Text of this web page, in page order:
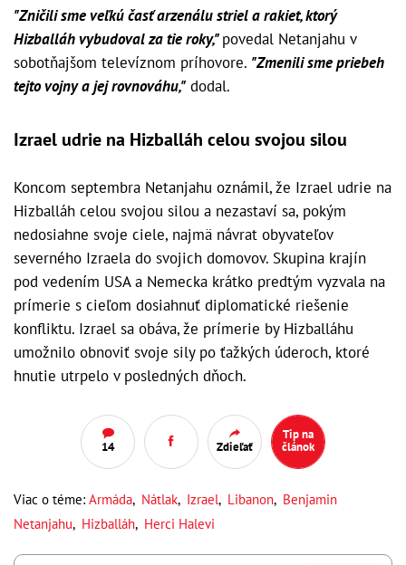
"Zničili sme veľkú časť arzenálu striel a rakiet, ktorý
Hizballáh vybudoval za tie roky,"povedal Netanjahu v
sobotňajšom televíznom príhovore. "Zmenili sme priebeh
tejto vojny a jej rovnováhu," dodal.
Izrael udrie na Hizballáh celou svojou silou
Koncom septembra Netanjahu oznámil, že Izrael udrie na
Hizballáh celou svojou silou a nezastaví sa, pokým
nedosiahne svoje ciele, najmä návrat obyvateľov
severného Izraela do svojich domovov. Skupina krajín
pod vedením USA a Nemecka krátko predtým vyzvala na
prímerie s cieľom dosiahnuť diplomatické riešenie
konfliktu. Izrael sa obáva, že prímerie by Hizballáhu
umožnilo obnoviť svoje sily po ťažkých úderoch, ktoré
hnutie utrpelo v posledných dňoch.
14 Zdieľať
Tip na
článok
Viac o téme: Armáda, Nátlak, Izrael, Libanon, Benjamin
Netanjahu, Hizballáh, Herci Halevi